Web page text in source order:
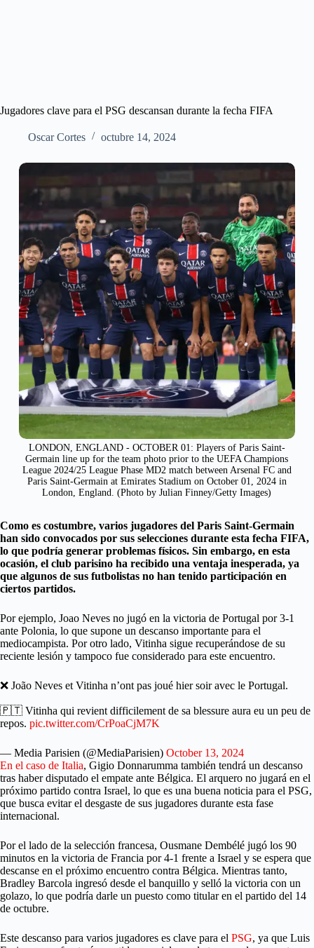
Jugadores clave para el PSG descansan durante la fecha FIFA
Oscar Cortes octubre 14, 2024
LONDON, ENGLAND - OCTOBER 01: Players of Paris Saint-
Germain line up for the team photo prior to the UEFA Champions
League 2024/25 League Phase MD2 match between Arsenal FC and
Paris Saint-Germain at Emirates Stadium on October 01, 2024 in
London, England. (Photo by Julian Finney/Getty Images)
Como es costumbre, varios jugadores del Paris Saint-Germain
han sido convocados por sus selecciones durante esta fecha FIFA,
lo que podría generar problemas físicos. Sin embargo, en esta
ocasión, el club parisino ha recibido una ventaja inesperada, ya
que algunos de sus futbolistas no han tenido participación en
ciertos partidos.
Por ejemplo, Joao Neves no jugó en la victoria de Portugal por 3-1
ante Polonia, lo que supone un descanso importante para el
mediocampista. Por otro lado, Vitinha sigue recuperándose de su
reciente lesión y tampoco fue considerado para este encuentro.
❌ João Neves et Vitinha n’ont pas joué hier soir avec le Portugal.
🇵🇹 Vitinha qui revient difficilement de sa blessure aura eu un peu de
repos. pic.twitter.com/CrPoaCjM7K
— Media Parisien (@MediaParisien) October 13, 2024
En el caso de Italia, Gigio Donnarumma también tendrá un descanso
tras haber disputado el empate ante Bélgica. El arquero no jugará en el
próximo partido contra Israel, lo que es una buena noticia para el PSG,
que busca evitar el desgaste de sus jugadores durante esta fase
internacional.
Por el lado de la selección francesa, Ousmane Dembélé jugó los 90
minutos en la victoria de Francia por 4-1 frente a Israel y se espera que
descanse en el próximo encuentro contra Bélgica. Mientras tanto,
Bradley Barcola ingresó desde el banquillo y selló la victoria con un
golazo, lo que podría darle un puesto como titular en el partido del 14
de octubre.
Este descanso para varios jugadores es clave para el PSG, ya que Luis